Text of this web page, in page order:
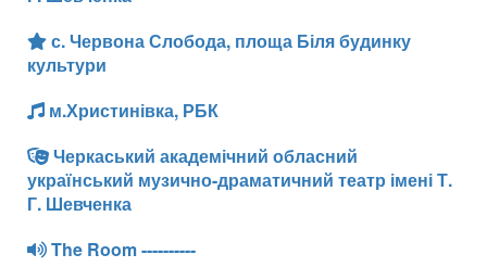
с. Червона Слобода, площа Біля будинку
культури
м.Христинівка, РБК
Черкаський академічний обласний
український музично-драматичний театр імені Т.
Г. Шевченка
The Room ----------